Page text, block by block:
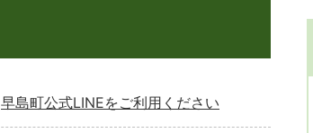
早島町公式LINEをご利用ください